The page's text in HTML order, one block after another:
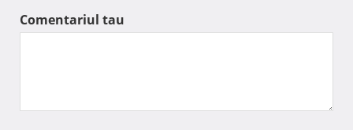
Comentariul tau